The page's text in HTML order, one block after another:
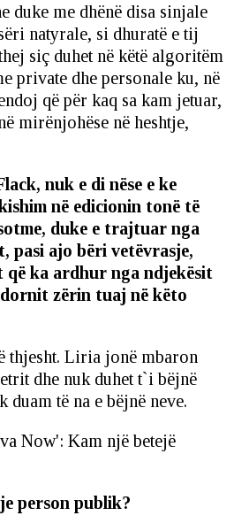
duke me dhënë disa sinjale
natyrale, si dhuratë e tij
siç duhet në këtë algoritëm
private dhe personale ku, në
që për kaq sa kam jetuar,
mirënjohëse në heshtje,
nuk e di nëse e ke
në edicionin tonë të
duke e trajtuar nga
pasi ajo bëri vetëvrasje,
që ka ardhur nga ndjekësit
zërin tuaj në këto
thjesht. Liria jonë mbaron
dhe nuk duhet t`i bëjnë
të na e bëjnë neve.
person publik?